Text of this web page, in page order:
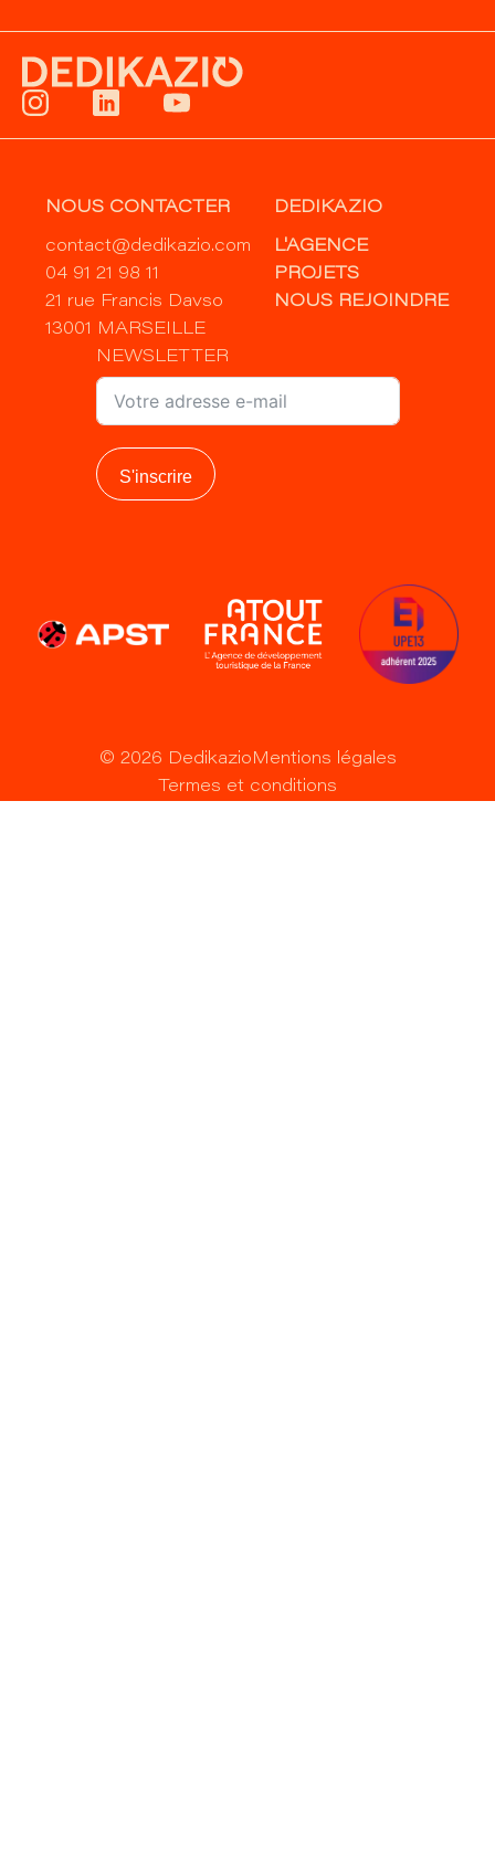
NOUS CONTACTER
contact@dedikazio.com
04 91 21 98 11
21 rue Francis Davso
13001 MARSEILLE
DEDIKAZIO
L'AGENCE
PROJETS
NOUS REJOINDRE
NEWSLETTER
S'inscrire
© 2026 Dedikazio Mentions légales
Termes et conditions